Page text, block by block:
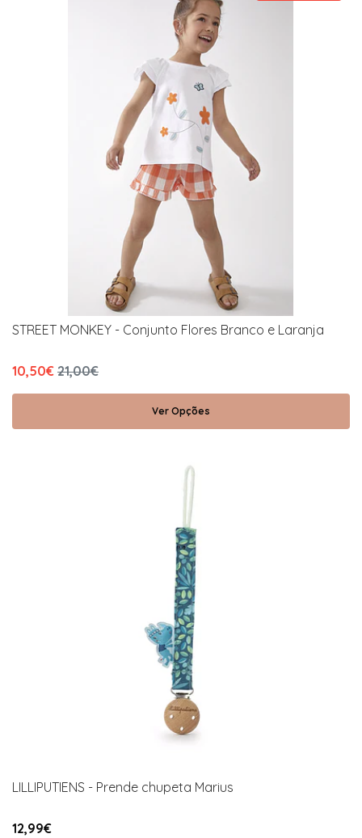
STREET MONKEY - Conjunto Flores Branco e Laranja
10,50€ 21,00€
Ver Opções
LILLIPUTIENS - Prende chupeta Marius
12,99€